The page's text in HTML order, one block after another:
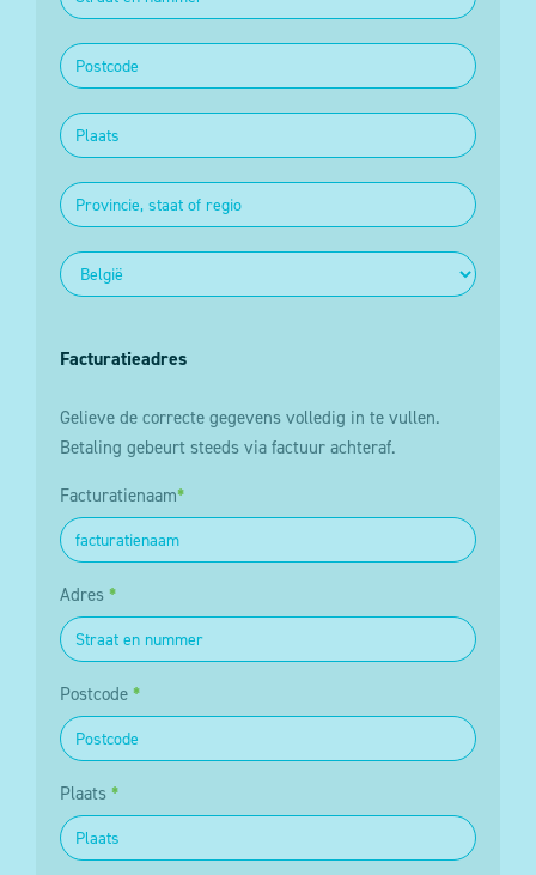
Facturatieadres
Gelieve de correcte gegevens volledig in te vullen.
Betaling gebeurt steeds via factuur achteraf.
Facturatienaam*
Adres *
Postcode *
Plaats *